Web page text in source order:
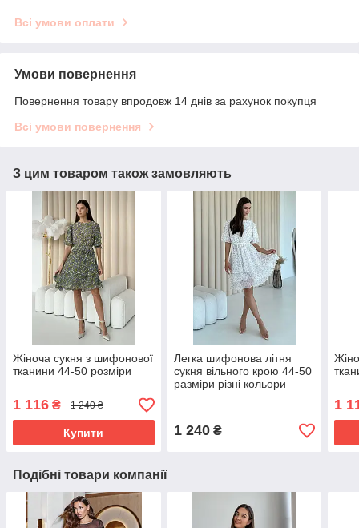
Всі умови оплати
Умови повернення
Повернення товару впродовж 14 днів за рахунок покупця
Всі умови повернення
З цим товаром також замовляють
Жіноча сукня з шифонової
тканини 44-50 розміри
1 116 ₴ 1 240 ₴
Купити
Легка шифонова літня
сукня вільного крою 44-50
разміри різні кольори
1 240₴
1
Подібні товари компанії